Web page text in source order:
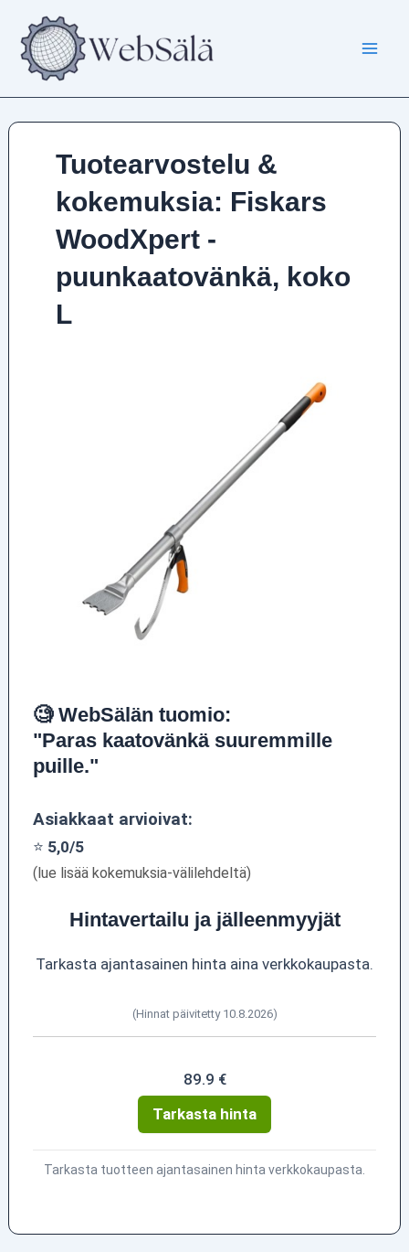
sisältöön
Tuotearvostelu &
kokemuksia: Fiskars
WoodXpert -
puunkaatovänkä, koko
L
🧐 WebSälän tuomio:
"Paras kaatovänkä suuremmille
puille."
Asiakkaat arvioivat:
⭐ 5,0/5
(lue lisää kokemuksia-välilehdeltä)
Hintavertailu ja jälleenmyyjät
Tarkasta ajantasainen hinta aina verkkokaupasta.
(Hinnat päivitetty 10.8.2026)
89.9 €
Tarkasta hinta
Tarkasta tuotteen ajantasainen hinta verkkokaupasta.